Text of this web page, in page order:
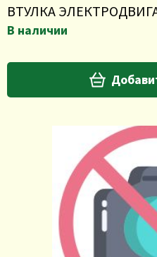
ВТУЛКА
В наличии